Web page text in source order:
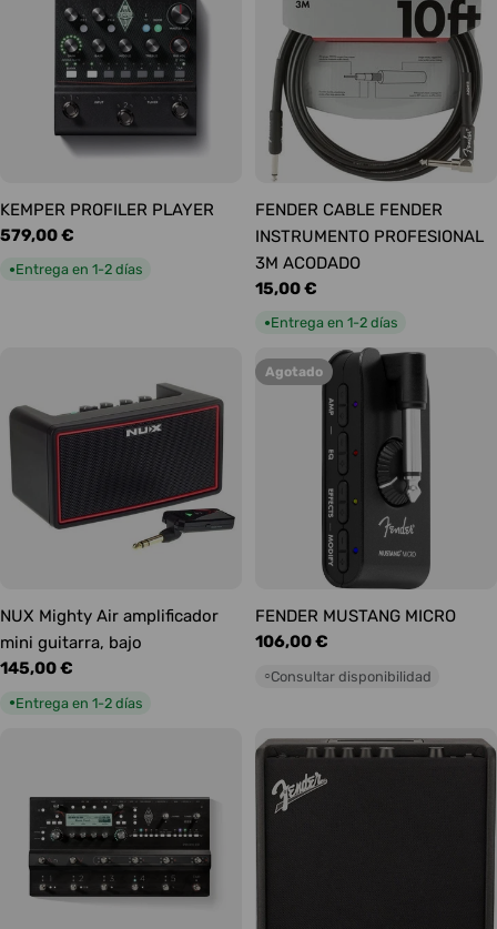
KEMPER PROFILER PLAYER
Precio
habitual
579,00 €
●Entrega en 1-2 días
FENDER CABLE FENDER
INSTRUMENTO PROFESIONAL
3M ACODADO
Precio
habitual
15,00 €
●Entrega en 1-2 días
NUX Mighty Air amplificador
mini guitarra, bajo
Precio
145,00 €
●Entrega en 1-2 días
Agotado
FENDER MUSTANG MICRO
Precio
106,00 €
○Consultar disponibilidad